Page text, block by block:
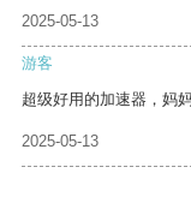
2025-05-13
游客
超级好用的加速器，妈
2025-05-13